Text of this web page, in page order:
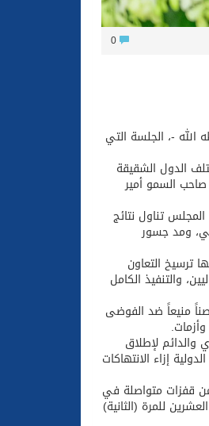
-، الجلسة التي
الدول الشقيقة
السمو أمير
تناول نتائج
ومد جسور
ترسيخ التعاون
والتنفيذ الكامل
منيعاً ضد الفوضى
والدائم لإطلاق
إزاء الانتهاكات
قفزات متواصلة في
للمرة (الثانية)